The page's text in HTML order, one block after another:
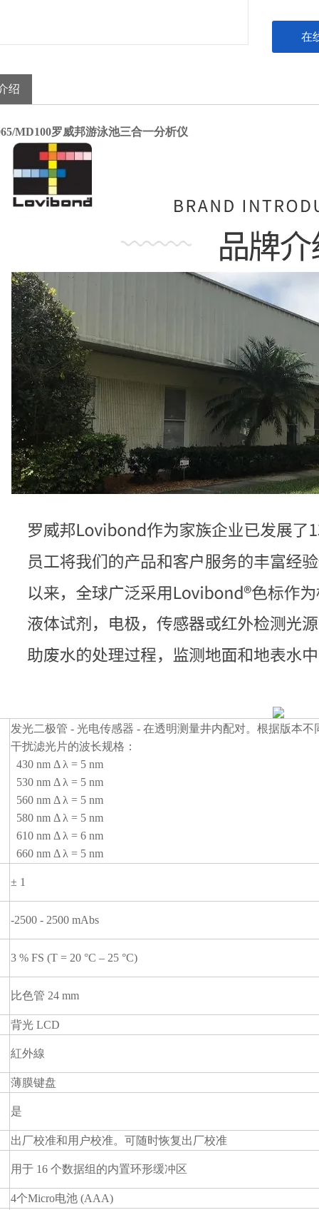
在
绍
MD100罗威邦游泳池三合一分析仪
发光二极管 - 光电传感器 - 在透明测量井内配对。根据版本
干扰滤光片的波长规格：
430 nm Δ λ = 5 nm
530 nm Δ λ = 5 nm
560 nm Δ λ = 5 nm
580 nm Δ λ = 5 nm
610 nm Δ λ = 6 nm
660 nm Δ λ = 5 nm
± 1
-2500 - 2500 mAbs
3 % FS (T = 20 °C – 25 °C)
比色管 24 mm
背光 LCD
紅外線
薄膜键盘
是
出厂校准和用户校准。可随时恢复出厂校准
用于 16 个数据组的内置环形缓冲区
4个Micro电池 (AAA)